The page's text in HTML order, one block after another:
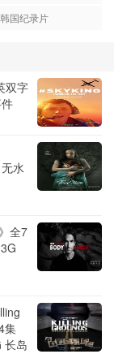
韩国纪录片
双字
水
全7
集
长岛